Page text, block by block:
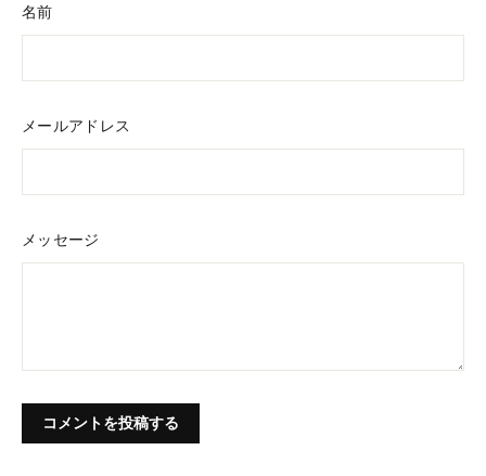
る
名前
メールアドレス
メッセージ